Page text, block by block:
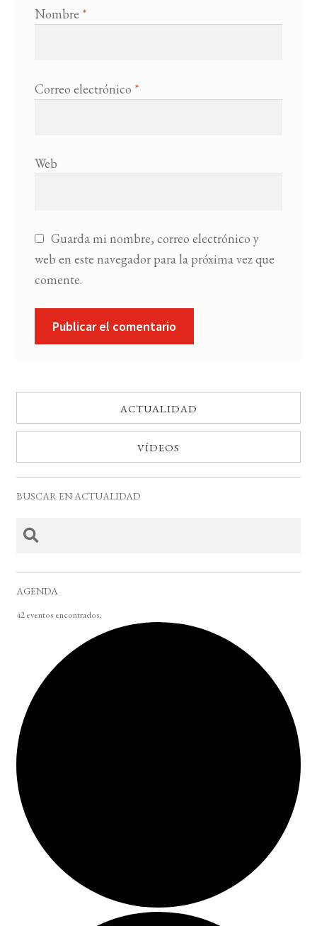
Nombre *
Correo electrónico *
Web
Guarda mi nombre, correo electrónico y
web en este navegador para la próxima vez que
comente.
ACTUALIDAD
VÍDEOS
BUSCAR EN ACTUALIDAD
AGENDA
42 eventos encontrados.